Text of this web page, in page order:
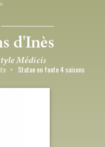
Statue en fonte 4 saisons